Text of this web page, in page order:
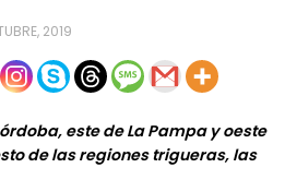
2019
este de La Pampa y oeste
de las regiones trigueras, las